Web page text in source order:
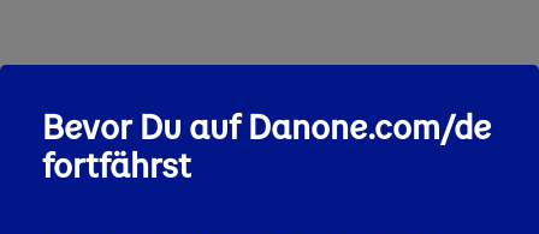
Bevor Du auf Danone.com/de
fortfährst